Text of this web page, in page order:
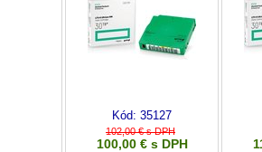
Kód: 35127
102,00 € s DPH
100,00 € s DPH